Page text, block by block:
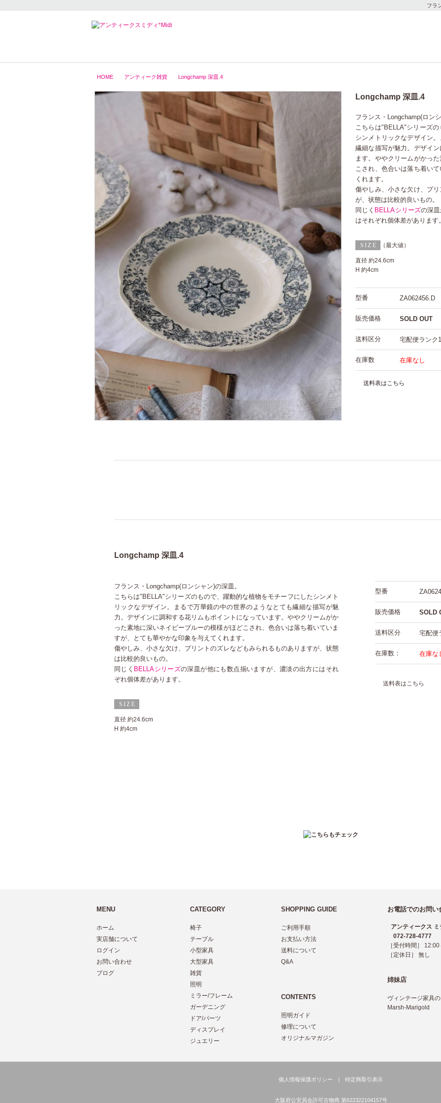
フラ
HOME アンティーク雑貨 Longchamp 深皿.4
Longchamp 深皿.4
フランス・Longchamp(ロン
こちらは"BELLA"シリーズ
シンメトリックなデザイン
繊細な描写が魅力。デザイ
ます。ややクリームがかっ
こされ、色合いは落ち着い
くれます。
傷やしみ、小さな欠け、プ
が、状態は比較的良いもの。
同じく BELLAシリーズの深
はそれぞれ個体差があります。
直径 約24.6cm
H 約4cm
（最大値）
型番 ZA062456.D
販売価格 SOLD OUT
送料区分 宅配便ランク1
在庫数 在庫なし
送料表はこちら
Longchamp 深皿.4
フランス・Longchamp(ロンシャン)の深皿。
こちらは"BELLA"シリーズのもので、躍動的な植物をモチーフにしたシンメト
リックなデザイン。まるで万華鏡の中の世界のようなとても繊細な描写が魅
力。デザインに調和する花リムもポイントになっています。ややクリームがか
った素地に深いネイビーブルーの模様がほどこされ、色合いは落ち着いていま
すが、とても華やかな印象を与えてくれます。
傷やしみ、小さな欠け、プリントのズレなどもみられるものありますが、状態
は比較的良いもの。
同じく BELLAシリーズの深皿が他にも数点揃いますが、濃淡の出方にはそれ
ぞれ個体差があります。
直径 約24.6cm
H 約4cm
型番
販売価格 SOLD
送料区分 宅配便
在庫数： 在庫な
送料表はこちら
MENU
ホーム
実店舗について
ログイン
お問い合わせ
ブログ
CATEGORY
椅子
テーブル
小型家具
大型家具
雑貨
照明
ミラー/フレーム
ガーデニング
ドア/パーツ
ディスプレイ
ジュエリー
SHOPPING GUIDE
ご利用手順
お支払い方法
送料について
Q&A
CONTENTS
照明ガイド
修理について
オリジナルマガジン
お電話でのお問い
アンティークス ミ
072-728-4777
［受付時間］
［定休日］ 無し
姉妹店
ヴィンテージ家具
Marsh-Marigold
個人情報保護ポリシー | 特定商取引表示
大阪府公安員会許可古物商 第622322104157号